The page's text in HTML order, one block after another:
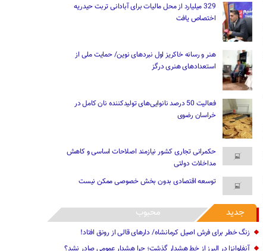
329 میلیارد از محل مالیات ‌برای آبادانی تربت حیدریه
اختصاص یافت
هنر و رسانه خاکریز اول نبردهای نوین/ حمایت ملی از
استعدادهای هنری درگز
فعالیت 50 درصد نانوایی‌های تولیدکننده نان کامل در
خراسان رضوی
حکمرانی تجاری کشور نیازمند اصلاحات اساسی و کاهش
مداخلات دولتی
توسعه اقتصادی بدون بخش خصوصی ممکن نیست
جدید محبوب
زنگ خطر برای فرش اصیل کرمانشاه/ ‌دارهای قالی از رونق افتاد!
آنفلوانزا در البرز از خط هشدار گذشت؛ چرا هشدار عمومی ‌صادر نشد؟